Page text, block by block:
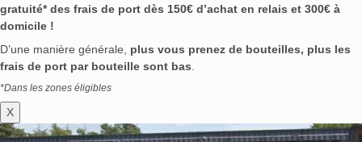
gratuité* des frais de port dès 150€ d’achat en relais et 300€ à
domicile !
D’une manière générale, plus vous prenez de bouteilles, plus les
frais de port par bouteille sont bas.
*Dans les zones éligibles
X